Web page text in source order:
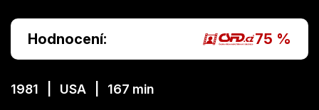
Hodnocení: 75 %
1981 | USA | 167 min